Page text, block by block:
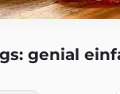
genial